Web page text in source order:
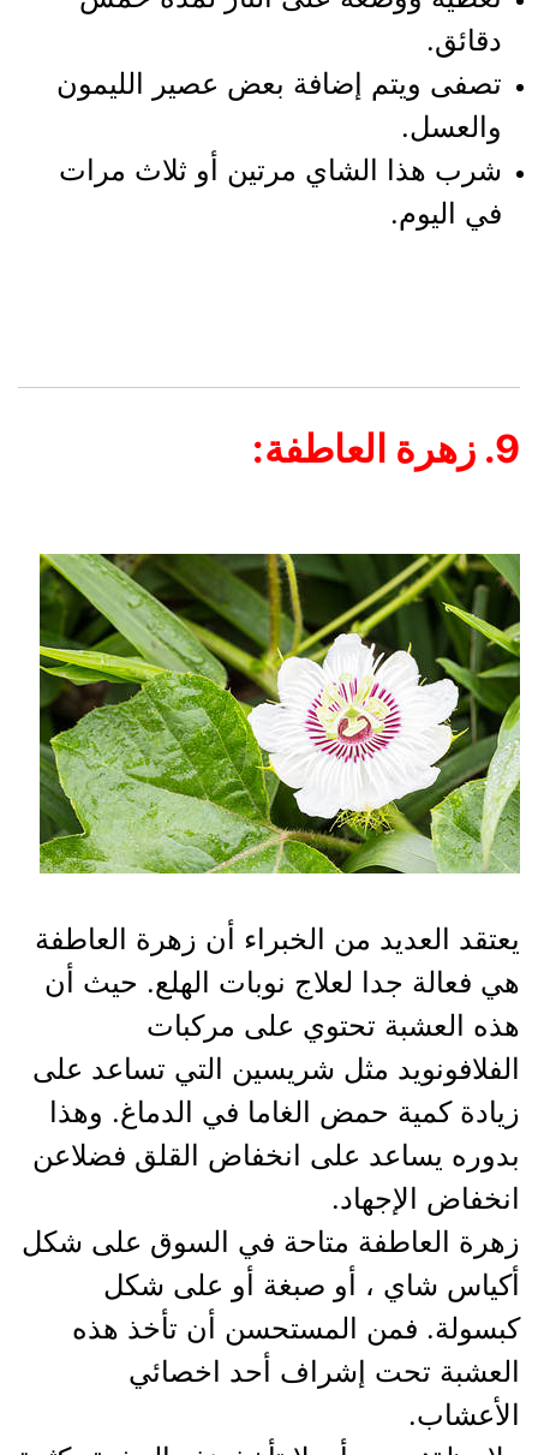
دقائق.
تصفى ويتم إضافة بعض عصير الليمون
والعسل.
شرب هذا الشاي مرتين أو ثلاث مرات
في اليوم.
9. زهرة العاطفة:
يعتقد العديد من الخبراء أن زهرة العاطفة
هي فعالة جدا لعلاج نوبات الهلع. حيث أن
هذه العشبة تحتوي على مركبات
الفلافونويد مثل شريسين التي تساعد على
زيادة كمية حمض الغاما في الدماغ. وهذا
بدوره يساعد على انخفاض القلق فضلاعن
انخفاض الإجهاد.
زهرة العاطفة متاحة في السوق على شكل
أكياس شاي ، أو صبغة أو على شكل
كبسولة. فمن المستحسن أن تأخذ هذه
العشبة تحت إشراف أحد اخصائي
الأعشاب.